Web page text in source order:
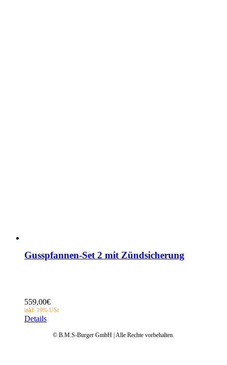
Gusspfannen-Set 2 mit Zündsicherung
559,00€
Details
© B.M.S-Burger GmbH | Alle Rechte vorbehalten.